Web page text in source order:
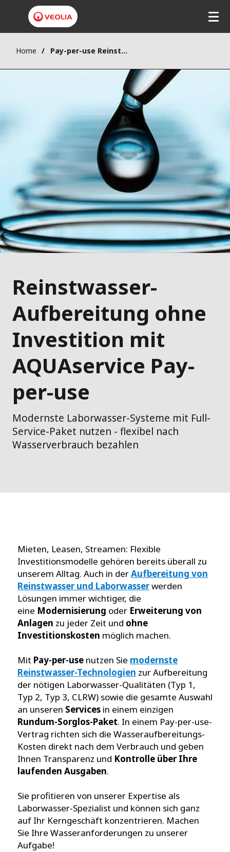
Home Pay-per-use Reinstwasser-Aufbereitung
Reinstwasser-
Aufbereitung ohne
Investition mit
AQUAservice Pay-
per-use
Modernste Laborwasser-Systeme mit Full-
Service-Paket nutzen - flexibel nach
Wasserverbrauch bezahlen
Mieten, Leasen, Streamen: Flexible
Investitionsmodelle gehören bereits überall zu
unserem Alltag. Auch in derAufbereitung von
Reinstwasser und Laborwasserwerden
Lösungen immer wichtiger, die
eine Modernisierung oder Erweiterung von
Anlagen zu jeder Zeit und ohne
Investitionskosten möglich machen.
Mit Pay-per-use nutzen Sie modernste
Reinstwasser-Technologien zur Aufbereitung
der nötigen Laborwasser-Qualitäten (Typ 1,
Typ 2, Typ 3, CLRW) sowie die gesamte Auswahl
an unseren Services in einem einzigen
Rundum-Sorglos-Paket. In einem Pay-per-use-
Vertrag richten sich die Wasseraufbereitungs-
Kosten direkt nach dem Verbrauch und geben
Ihnen Transparenz und Kontrolle über Ihre
laufenden Ausgaben.
Sie profitieren von unserer Expertise als
Laborwasser-Spezialist und können sich ganz
auf Ihr Kerngeschäft konzentrieren. Machen
Sie Ihre Wasseranforderungen zu unserer
Aufgabe!